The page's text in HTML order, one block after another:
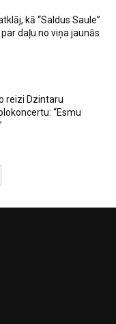
kā “Saldus Saule”
daļu no viņa jaunās
reizi Dzintaru
“Esmu